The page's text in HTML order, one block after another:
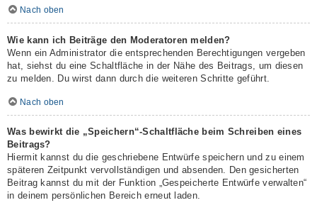
Nach oben
Wie kann ich Beiträge den Moderatoren melden?
Wenn ein Administrator die entsprechenden Berechtigungen vergeben
hat, siehst du eine Schaltfläche in der Nähe des Beitrags, um diesen
zu melden. Du wirst dann durch die weiteren Schritte geführt.
Nach oben
Was bewirkt die „Speichern“-Schaltfläche beim Schreiben eines
Beitrags?
Hiermit kannst du die geschriebene Entwürfe speichern und zu einem
späteren Zeitpunkt vervollständigen und absenden. Den gesicherten
Beitrag kannst du mit der Funktion „Gespeicherte Entwürfe verwalten“
in deinem persönlichen Bereich erneut laden.